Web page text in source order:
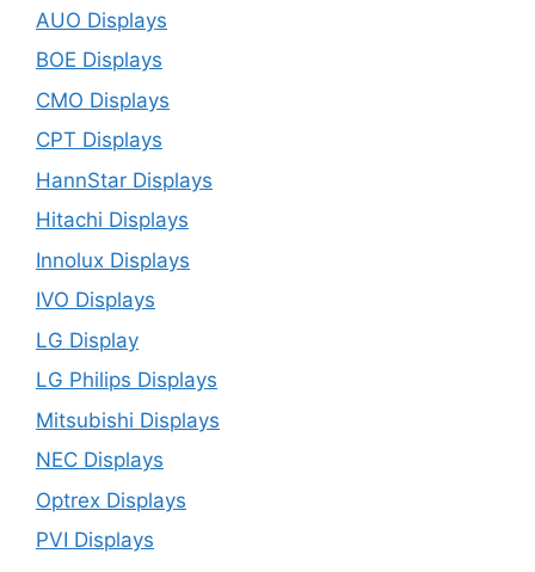
AUO Displays
BOE Displays
CMO Displays
CPT Displays
HannStar Displays
Hitachi Displays
Innolux Displays
IVO Displays
LG Display
LG Philips Displays
Mitsubishi Displays
NEC Displays
Optrex Displays
PVI Displays